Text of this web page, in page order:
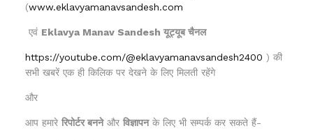
(www.eklavyamanavsandesh.com
एवं Eklavya Manav Sandesh यूट्यूब चैनल
https://youtube.com/@eklavyamanavsandesh2400 ) की
सभी खबरें एक ही किलिक पर देखने के लिए मिलती रहेंगे
और
आप हमारे रिपोर्टर बननेऔर विज्ञापनके लिए भी सम्पर्क कर सकते हैं-